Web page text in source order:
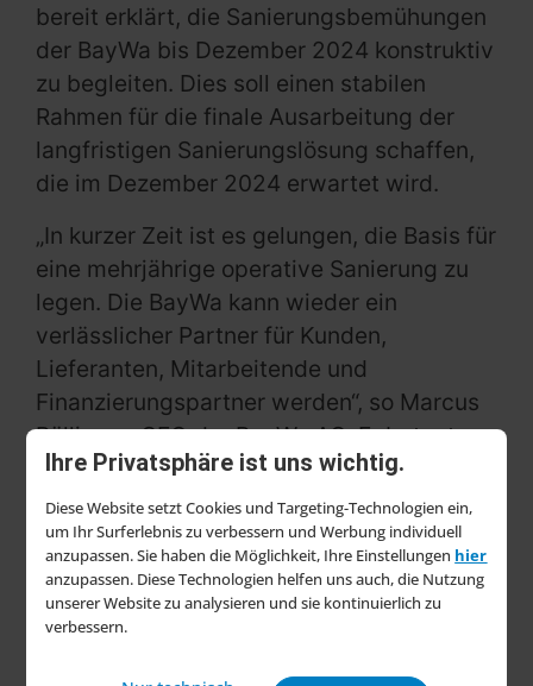
Ihre Privatsphäre ist uns wichtig.
Diese Website setzt Cookies und Targeting-Technologien ein,
um Ihr Surferlebnis zu verbessern und Werbung individuell
anzupassen. Sie haben die Möglichkeit, Ihre Einstellungen hier
anzupassen. Diese Technologien helfen uns auch, die Nutzung
unserer Website zu analysieren und sie kontinuierlich zu
verbessern.
bereit erklärt, die Sanierungsbemühungen
der BayWa bis Dezember 2024 konstruktiv
zu begleiten. Dies soll einen stabilen
Rahmen für die finale Ausarbeitung der
langfristigen Sanierungslösung schaffen,
die im Dezember 2024 erwartet wird.
„In kurzer Zeit ist es gelungen, die Basis für
eine mehrjährige operative Sanierung zu
legen. Die BayWa kann wieder ein
verlässlicher Partner für Kunden,
Lieferanten, Mitarbeitende und
Finanzierungspartner werden“, so Marcus
Pöllinger, CEO der BayWa AG. Er betonte,
dass die Krise genutzt werde, um sich auf
die Kernkompetenzen zu fokussieren und
gestärkt hervorzugehen. Strategisch sei
das Unternehmen in Bereichen wie
Ernährung, Energie und Bau gut
aufgestellt.